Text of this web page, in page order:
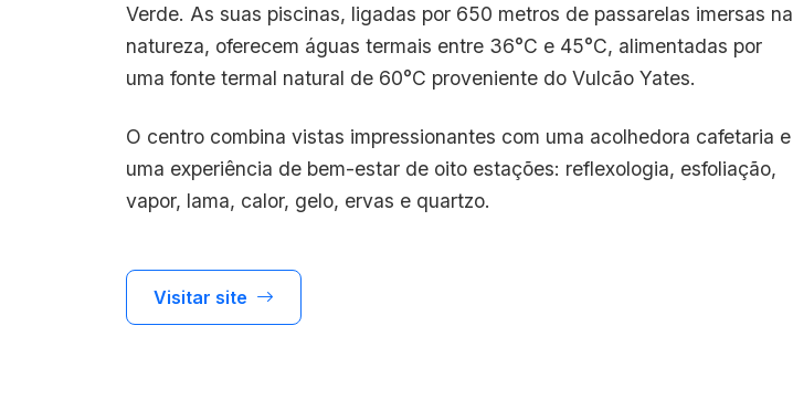
Verde. As suas piscinas, ligadas por 650 metros de passarelas imersas na
natureza, oferecem águas termais entre 36°C e 45°C, alimentadas por
uma fonte termal natural de 60°C proveniente do Vulcão Yates.
O centro combina vistas impressionantes com uma acolhedora cafetaria e
uma experiência de bem-estar de oito estações: reflexologia, esfoliação,
vapor, lama, calor, gelo, ervas e quartzo.
Visitar site